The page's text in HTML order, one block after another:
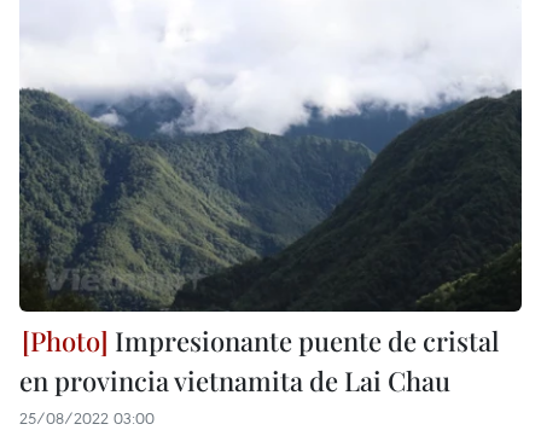
Impresionante puente de cristal
en provincia vietnamita de Lai Chau
25/08/2022 03:00